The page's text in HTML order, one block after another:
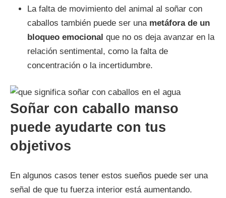
La falta de movimiento del animal al soñar con
caballos también puede ser una metáfora de un
bloqueo emocional que no os deja avanzar en la
relación sentimental, como la falta de
concentración o la incertidumbre.
Soñar con caballo manso
puede ayudarte con tus
objetivos
En algunos casos tener estos sueños puede ser una
señal de que tu fuerza interior está aumentando.